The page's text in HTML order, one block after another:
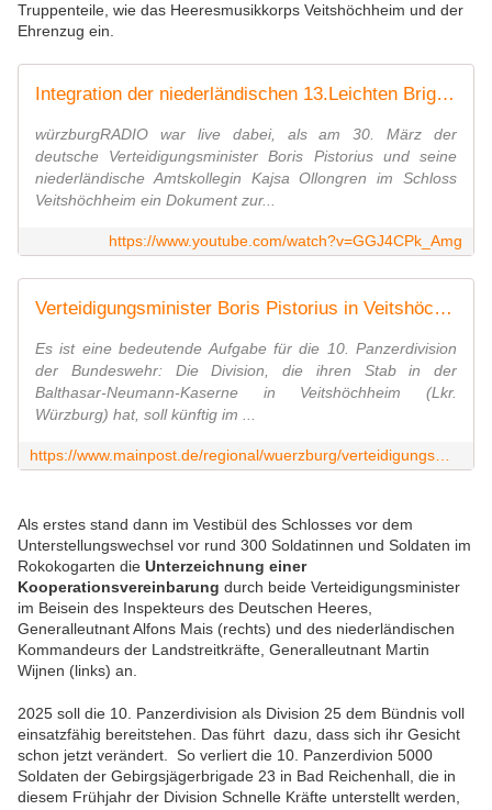
Truppenteile, wie das Heeresmusikkorps Veitshöchheim und der
Ehrenzug ein.
Integration der niederländischen 13.Leichten Brigade in die deutsche 10.Panzerdivision
würzburgRADIO war live dabei, als am 30. März der
deutsche Verteidigungsminister Boris Pistorius und seine
niederländische Amtskollegin Kajsa Ollongren im Schloss
Veitshöchheim ein Dokument zur...
https://www.youtube.com/watch?v=GGJ4CPk_Amg
Verteidigungsminister Boris Pistorius in Veitshöchheim: Deutschland und Niederlande verstärken militärische Zusammenarbeit
Es ist eine bedeutende Aufgabe für die 10. Panzerdivision
der Bundeswehr: Die Division, die ihren Stab in der
Balthasar-Neumann-Kaserne in Veitshöchheim (Lkr.
Würzburg) hat, soll künftig im ...
Als erstes stand dann im Vestibül des Schlosses vor dem
Unterstellungswechsel vor rund 300 Soldatinnen und Soldaten im
Rokokogarten die Unterzeichnung einer
Kooperationsvereinbarung durch beide Verteidigungsminister
im Beisein des Inspekteurs des Deutschen Heeres,
Generalleutnant Alfons Mais (rechts) und des niederländischen
Kommandeurs der Landstreitkräfte, Generalleutnant Martin
Wijnen (links) an.
2025 soll die 10. Panzerdivision als Division 25 dem Bündnis voll
einsatzfähig bereitstehen. Das führt dazu, dass sich ihr Gesicht
schon jetzt verändert. So verliert die 10. Panzerdivion 5000
Soldaten der Gebirgsjägerbrigade 23 in Bad Reichenhall, die in
diesem Frühjahr der Division Schnelle Kräfte unterstellt werden,